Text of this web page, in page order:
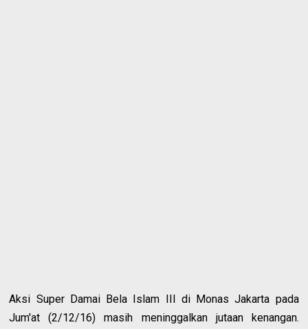
Aksi Super Damai Bela Islam III di Monas Jakarta pada
Jum'at (2/12/16) masih meninggalkan jutaan kenangan.